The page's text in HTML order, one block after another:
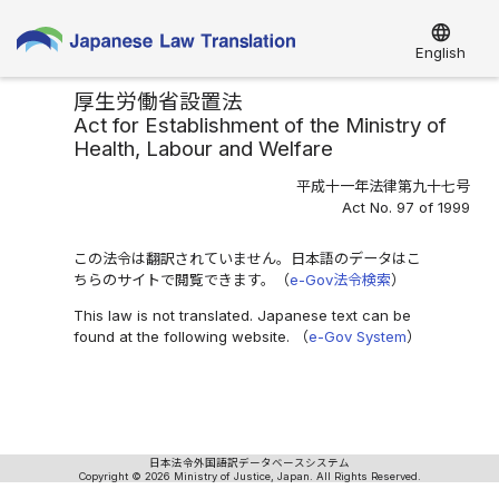
language
English
厚生労働省設置法
Act for Establishment of the Ministry of
Health, Labour and Welfare
平成十一年法律第九十七号
Act No. 97 of 1999
この法令は翻訳されていません。日本語のデータはこ
ちらのサイトで閲覧できます。（e-Gov法令検索）
This law is not translated. Japanese text can be
found at the following website. （e-Gov System）
日本法令外国語訳データベースシステム
Copyright © 2026 Ministry of Justice, Japan. All Rights Reserved.